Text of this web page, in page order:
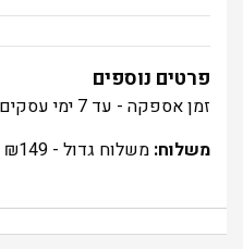
פרטים נוספים
זמן אספקה - עד 7 ימי עסקים
משלוח: משלוח גדול - ₪149